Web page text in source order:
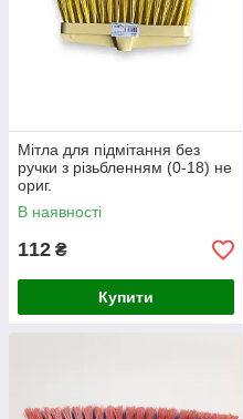
Мітла для підмітання без
ручки з різьбленням (0-18) не
ориг.
В наявності
112 ₴
Купити